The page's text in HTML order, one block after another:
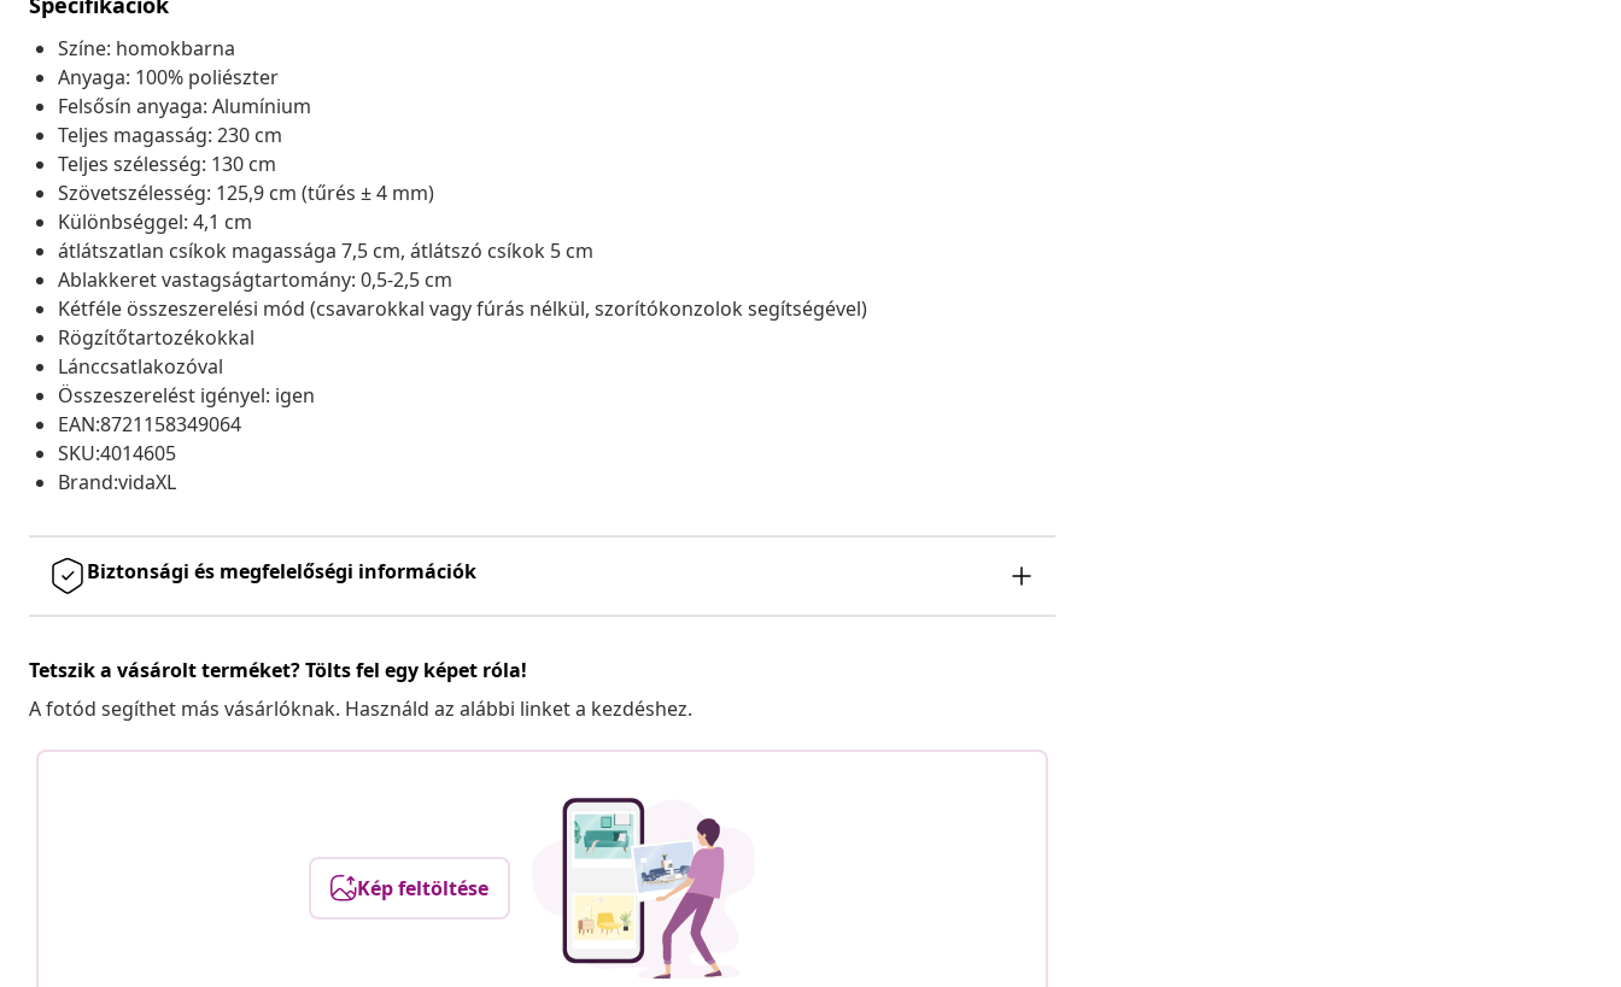
Színe: homokbarna
Anyaga: 100% poliészter
Felsősín anyaga: Alumínium
Teljes magasság: 230 cm
Teljes szélesség: 130 cm
Szövetszélesség: 125,9 cm (tűrés ± 4 mm)
Különbséggel: 4,1 cm
átlátszatlan csíkok magassága 7,5 cm, átlátszó csíkok 5 cm
Ablakkeret vastagságtartomány: 0,5-2,5 cm
Kétféle összeszerelési mód (csavarokkal vagy fúrás nélkül, szorítókonzolok segítségével)
Rögzítőtartozékokkal
Lánccsatlakozóval
Összeszerelést igényel: igen
EAN:8721158349064
SKU:4014605
Brand:vidaXL
Biztonsági és megfelelőségi információk
Tetszik a vásárolt terméket? Tölts fel egy képet róla!
A fotód segíthet más vásárlóknak. Használd az alábbi linket a kezdéshez.
Kép feltöltése